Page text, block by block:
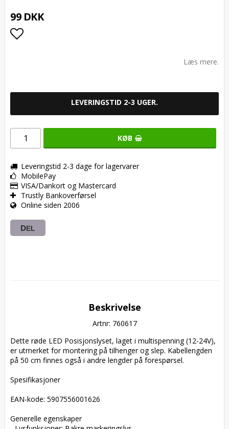
99 DKK
Læs mere.
LEVERINGSTID 2-3 UGER.
KØB
Leveringstid 2-3 dage for lagervarer
MobilePay
VISA/Dankort og Mastercard
Trustly Bankoverførsel
Online siden 2006
DEL
Beskrivelse
Artnr: 760617
Dette røde LED Posisjonslyset, laget i multispenning (12-24V),
er utmerket for montering på tilhenger og slep. Kabellengden
på 50 cm finnes også i andre lengder på forespørsel.
Spesifikasjoner
EAN-kode: 5907556001626
Generelle egenskaper